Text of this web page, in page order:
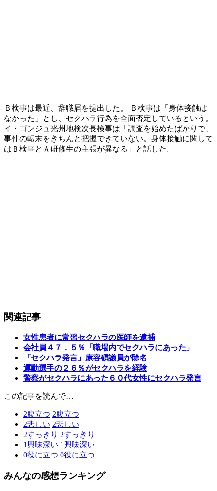
Ｂ検事は最近、辞職届を提出した。 Ｂ検事は「身体接触は
なかった」とし、セクハラ行為を全面否定しているという。
イ・ゴンジュ光州地検次長検事は「調査を始めたばかりで、
事件の転末をきちんと把握できていない。身体接触に関して
はＢ検事とＡ研修生の主張が異なる」と話した。
関連記事
女性患者に常習セクハラの医師を逮捕
会社員４７．５％「職場内でセクハラにあった」
「セクハラ発言」康容碩議員が除名
運動選手の２６％がセクハラを経験
警察がセクハラにあった６０代女性にセクハラ発言
この記事を読んで…
2腹立つ 2腹立つ
2悲しい 2悲しい
2すっきり 2すっきり
1興味深い 1興味深い
0役に立つ 0役に立つ
みんなの感想ランキング